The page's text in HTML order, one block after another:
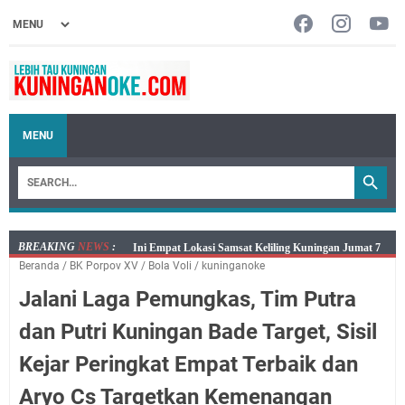
MENU
BREAKING NEWS :
Jumat 7 Agustus 2026 Mobil SIM Keliling Ada di
Kecamatan Sindangagung
Embun Pagi Jumat 8 Agustus 2026: Jika Keberkahan
Kelaparan Meskipun Memiliki Sekarung Penuh Uang
Salat Lima Waktu itu Bukan Cuma Kewajiban, Tapi
Beranda / BK Porpov XV / Bola Voli / kuninganoke
Jalani Laga Pemungkas, Tim Putra
dan Putri Kuningan Bade Target, Sisil
Kejar Peringkat Empat Terbaik dan
Aryo Cs Targetkan Kemenangan